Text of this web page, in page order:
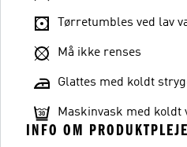
Tørretumbles ved lav
Må ikke renses
Glattes med koldt
Maskinvask med koldt
INFO OM PRODUKTPLEJE